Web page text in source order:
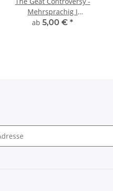
Mehrsprachig I
Visitenkarte
ab 5,00 € *